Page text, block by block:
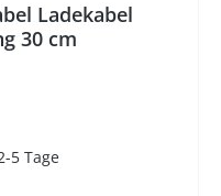
Ladekabel
30 cm
5 Tage